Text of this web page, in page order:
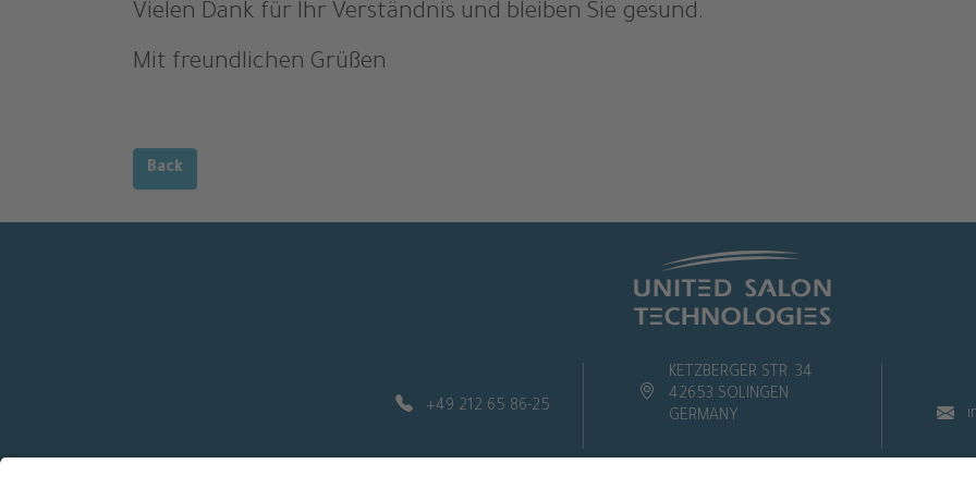
Vielen Dank für Ihr Verständnis und bleiben Sie gesund.
Mit freundlichen Grüßen
Back
+49 212 65 86-25
KETZBERGER STR. 34
42653 SOLINGEN
GERMANY